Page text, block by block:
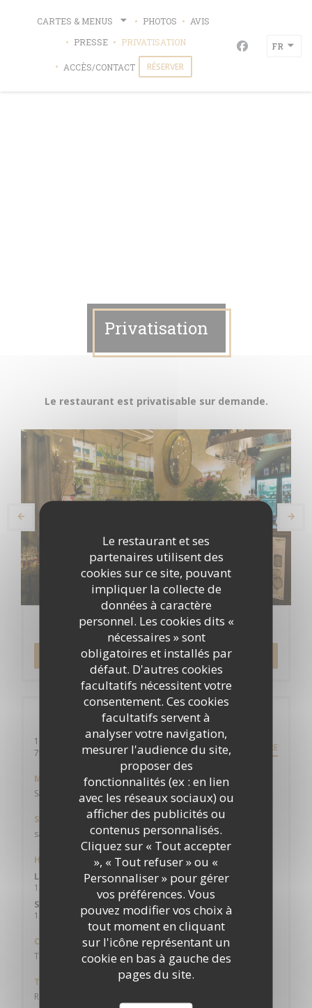
Le restaurant et ses
partenaires utilisent des
cookies sur ce site, pouvant
impliquer la collecte de
données à caractère
personnel. Les cookies dits «
nécessaires » sont
obligatoires et installés par
défaut. D'autres cookies
facultatifs nécessitent votre
consentement. Ces cookies
facultatifs servent à
analyser votre navigation,
mesurer l'audience du site,
proposer des
fonctionnalités (ex : en lien
avec les réseaux sociaux) ou
afficher des publicités ou
contenus personnalisés.
Cliquez sur « Tout accepter
», « Tout refuser » ou «
Personnaliser » pour gérer
vos préférences. Vous
pouvez modifier vos choix à
tout moment en cliquant
sur l'icône représentant un
cookie en bas à gauche des
pages du site.
CARTES & MENUS PHOTOS
AVIS
PRESSE
PRIVATISATION
ACCÈS/CONTACT RÉSERVER
Facebook
FR
Privatisation
Le restaurant est privatisable sur demande.
Réservation
RÉSERVER
Infos pratiques
10 rue du roi de sicile
75004 paris
((ouvre une nouvelle fenêtre)) ITINÉRAIRE
Métro
Saint Paul
Station de vélos
saint Paul
Horaires
Lun
12h00 - 15h00
19h00 - 23h00
Sam
12h30 - 15h30 • 19h00 - 23h00
Cuisine
Thaïlandaise
Type de restaurant
Restaurant Thaï